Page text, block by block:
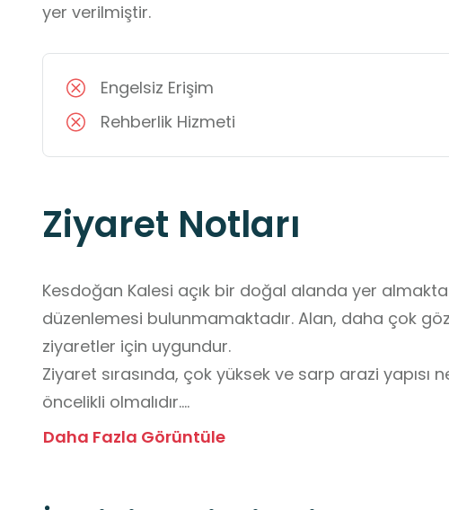
yer verilmiştir.
Engelsiz Erişim
Rehberlik Hizmeti
Ziyaret Notları
Kesdoğan Kalesi açık bir doğal alanda yer
düzenlemesi bulunmamaktadır. Alan, daha çok
ziyaretler için uygundur.
Ziyaret sırasında, çok yüksek ve sarp arazi yapısı
öncelikli olmalıdır.
Öğrenciler mutlaka grup hâlinde ve öğretmen
Daha Fazla Görüntüle